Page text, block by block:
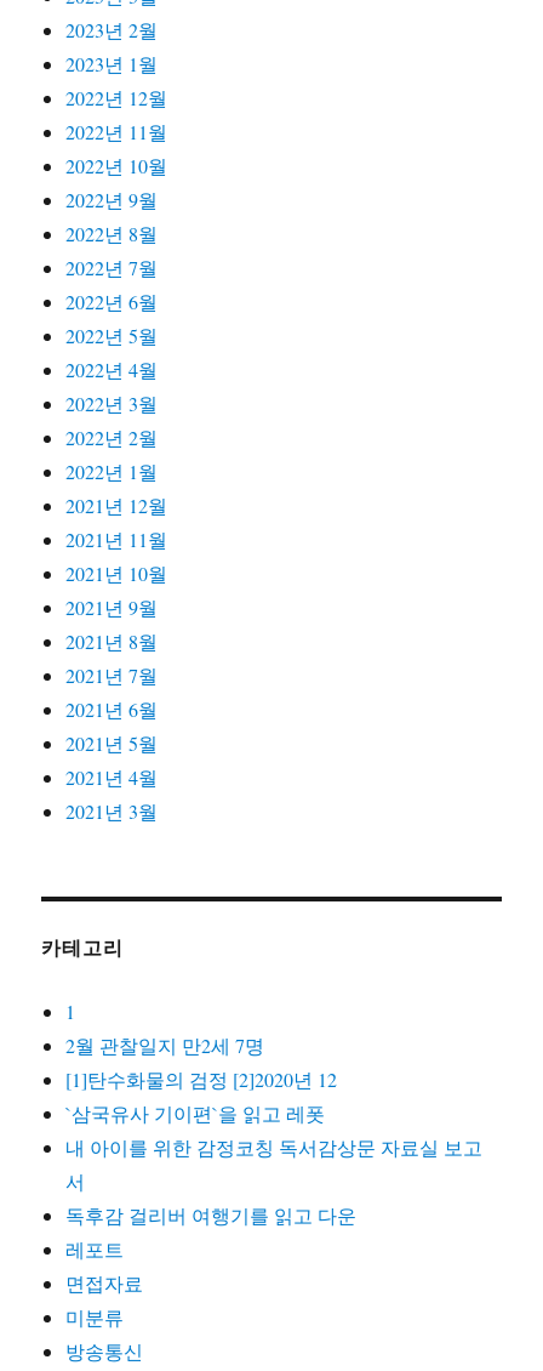
2023년 2월
2023년 1월
2022년 12월
2022년 11월
2022년 10월
2022년 9월
2022년 8월
2022년 7월
2022년 6월
2022년 5월
2022년 4월
2022년 3월
2022년 2월
2022년 1월
2021년 12월
2021년 11월
2021년 10월
2021년 9월
2021년 8월
2021년 7월
2021년 6월
2021년 5월
2021년 4월
2021년 3월
카테고리
1
2월 관찰일지 만2세 7명
[1]탄수화물의 검정 [2]2020년 12
`삼국유사 기이편`을 읽고 레폿
내 아이를 위한 감정코칭 독서감상문 자료실 보고
서
독후감 걸리버 여행기를 읽고 다운
레포트
면접자료
미분류
방송통신